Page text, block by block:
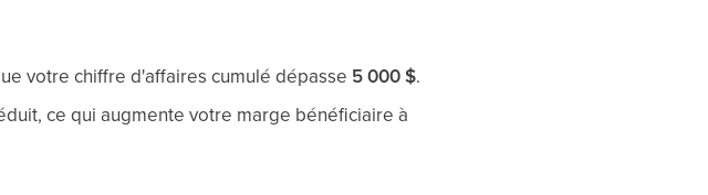
votre chiffre d'affaires cumulé dépasse 5 000 $.
ce qui augmente votre marge bénéficiaire à